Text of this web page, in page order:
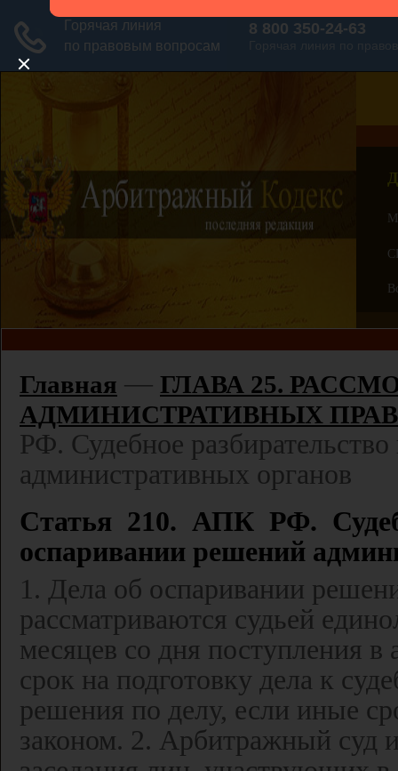
Главная — ГЛАВА 25.
АДМИНИСТРАТИВНЫХ
РФ. Судебное
административных органов
Статья 210. АПК РФ.
оспаривании решений
1. Дела об оспаривании
рассматриваются судьей
месяцев со дня поступления
срок на подготовку дела к
решения по делу, если иные
законом. 2. Арбитражный суд